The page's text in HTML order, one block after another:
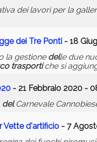
dei lavori per la
dei Tre Ponti - 18
la gestione delle due
trasportiche si
- 21 Febbraio 2020 -
delCarnevale
Vette d'artificio - 7